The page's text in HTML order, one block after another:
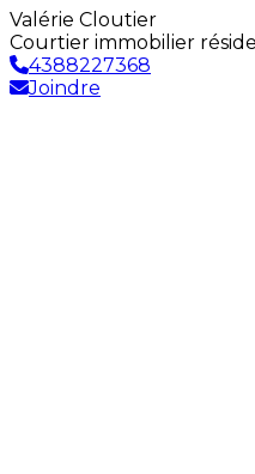
Valérie Cloutier
Courtier immobilier
4388227368
Joindre